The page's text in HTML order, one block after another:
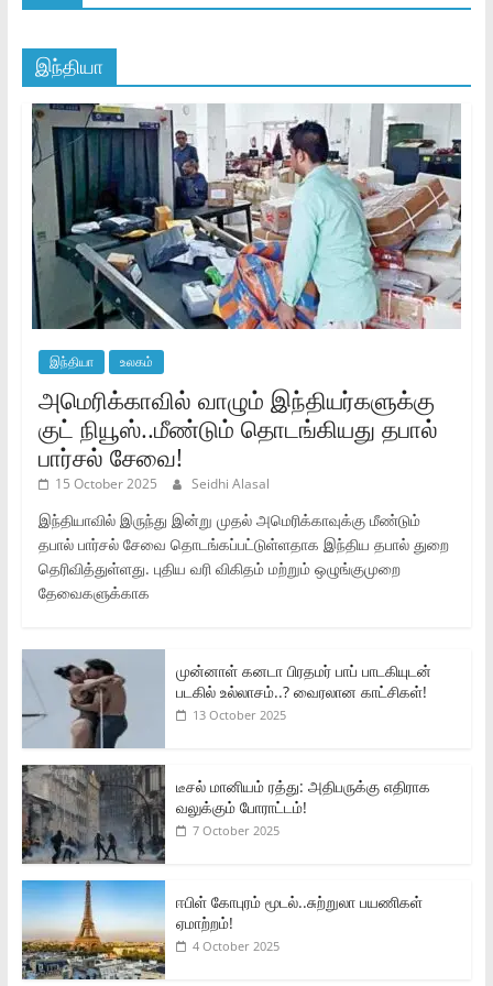
இந்தியா
இந்தியா உலகம்
அமெரிக்காவில் வாழும் இந்தியர்களுக்கு
குட் நியூஸ்..மீண்டும் தொடங்கியது தபால்
பார்சல் சேவை!
15 October 2025 Seidhi Alasal
இந்தியாவில் இருந்து இன்று முதல் அமெரிக்காவுக்கு மீண்டும்
தபால் பார்சல் சேவை தொடங்கப்பட்டுள்ளதாக இந்திய தபால் துறை
தெரிவித்துள்ளது. புதிய வரி விகிதம் மற்றும் ஒழுங்குமுறை
தேவைகளுக்காக
முன்னாள் கனடா பிரதமர் பாப் பாடகியுடன்
படகில் உல்லாசம்..? வைரலான காட்சிகள்!
13 October 2025
டீசல் மானியம் ரத்து: அதிபருக்கு எதிராக
வலுக்கும் போராட்டம்!
7 October 2025
ஈபிள் கோபுரம் மூடல்..சுற்றுலா பயணிகள்
ஏமாற்றம்!
4 October 2025